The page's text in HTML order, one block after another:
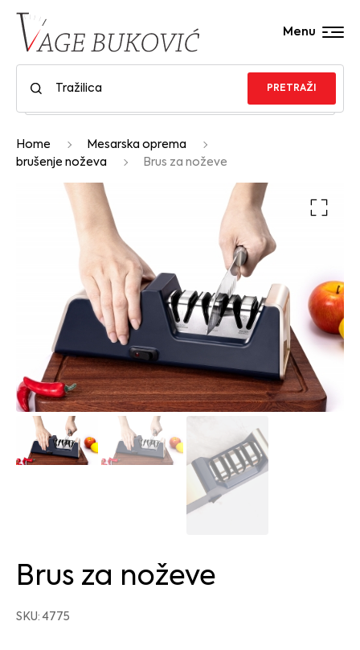
PRETRAŽI
Menu
Home
Mesarska oprema
brušenje noževa
Brus za noževe
Brus za noževe
SKU: 4775